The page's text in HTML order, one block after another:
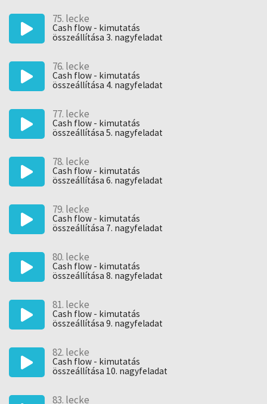
75. lecke
Cash flow - kimutatás
összeállítása 3. nagyfeladat
76. lecke
Cash flow - kimutatás
összeállítása 4. nagyfeladat
77. lecke
Cash flow - kimutatás
összeállítása 5. nagyfeladat
78. lecke
Cash flow - kimutatás
összeállítása 6. nagyfeladat
79. lecke
Cash flow - kimutatás
összeállítása 7. nagyfeladat
80. lecke
Cash flow - kimutatás
összeállítása 8. nagyfeladat
81. lecke
Cash flow - kimutatás
összeállítása 9. nagyfeladat
82. lecke
Cash flow - kimutatás
összeállítása 10. nagyfeladat
83. lecke